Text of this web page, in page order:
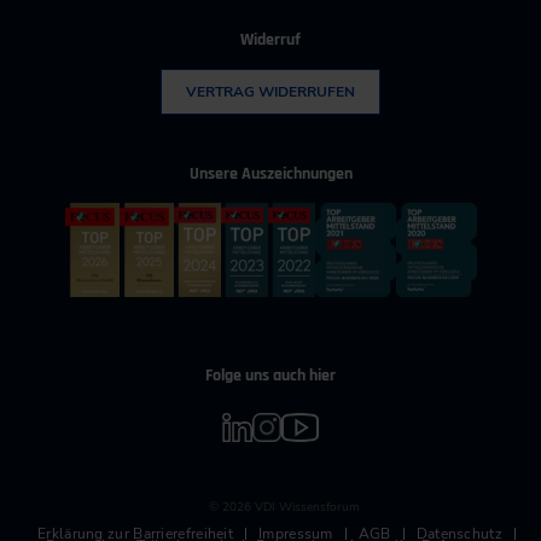
Widerruf
VERTRAG WIDERRUFEN
Unsere Auszeichnungen
Folge uns auch hier
© 2026 VDI Wissensforum
Erklärung zur Barrierefreiheit Impressum AGB Datenschutz